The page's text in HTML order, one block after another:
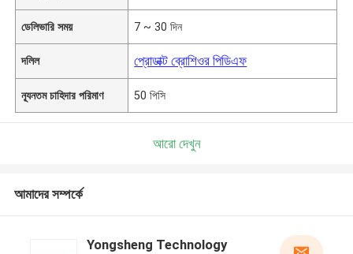
ডেলিভারি সময় 7 ~ 30 দিন
দলিল প্রোডাক্ট ব্রোশিওর পিডিএফ
ন্যূনতম চাহিদার পরিমাণ 50 পিসি
আরো দেখুন
আমাদের সম্পর্কে
Yongsheng Technology